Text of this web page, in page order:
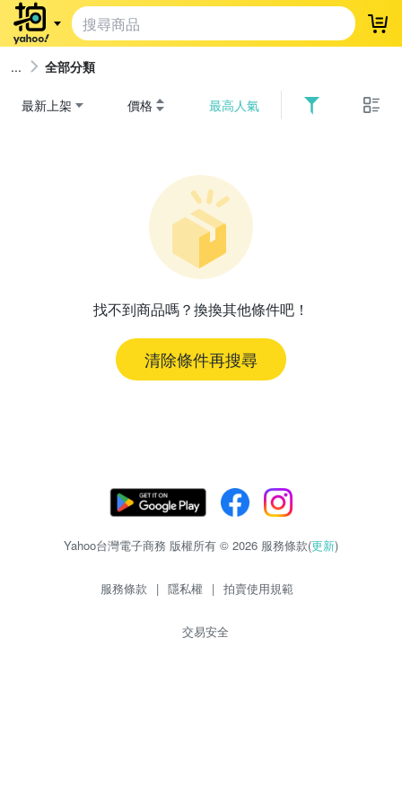
登
全部分類
最新上架 價格 最高人氣
找不到商品嗎？換換其他條件吧！
清除條件再搜尋
Yahoo台灣電子商務 版權所有 © 2026 服務條款(更新)
服務條款 | 隱私權 | 拍賣使用規範
交易安全